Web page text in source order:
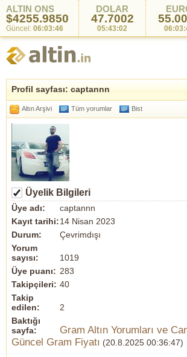
ALTIN ONS
$4255.9850
Güncel: 06:03:46
DOLAR
47.7002
05:43:02
Profil sayfası: captannn
Altın Arşivi Tüm yorumlar Bist
Üyelik Bilgileri
Üye adı:
captannn
Kayıt tarihi:14 Nisan 2023
Durum:
Çevrimdışı
Yorum
sayısı:
1019
Üye puanı: 283
Takipçileri: 40
Takip
edilen:
2
Baktığı
sayfa:
Gram Altın Yorumları ve
Güncel Gram Fiyatı (20.8.2025 00:36:47)